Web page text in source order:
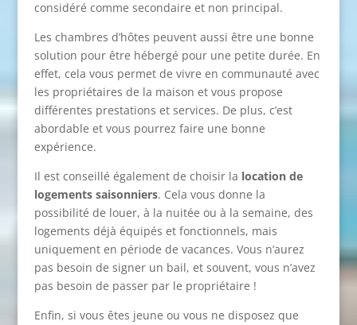
considéré comme secondaire et non principal.
Les chambres d’hôtes peuvent aussi être une bonne
solution pour être hébergé pour une petite durée. En
effet, cela vous permet de vivre en communauté avec
les propriétaires de la maison et vous propose
différentes prestations et services. De plus, c’est
abordable et vous pourrez faire une bonne
expérience.
Il est conseillé également de choisir la location de
logements saisonniers. Cela vous donne la
possibilité de louer, à la nuitée ou à la semaine, des
logements déjà équipés et fonctionnels, mais
uniquement en période de vacances. Vous n’aurez
pas besoin de signer un bail, et souvent, vous n’avez
pas besoin de passer par le propriétaire !
Enfin, si vous êtes jeune ou vous ne disposez que